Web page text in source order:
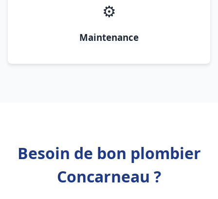
⚙️
Maintenance
Besoin de bon plombier
Concarneau ?